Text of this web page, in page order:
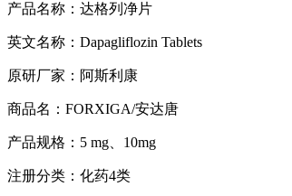
产品名称：达格列净片
英文名称：Dapagliflozin Tablets
原研厂家：阿斯利康
商品名：FORXIGA/安达唐
产品规格：5 mg、10mg
注册分类：化药4类